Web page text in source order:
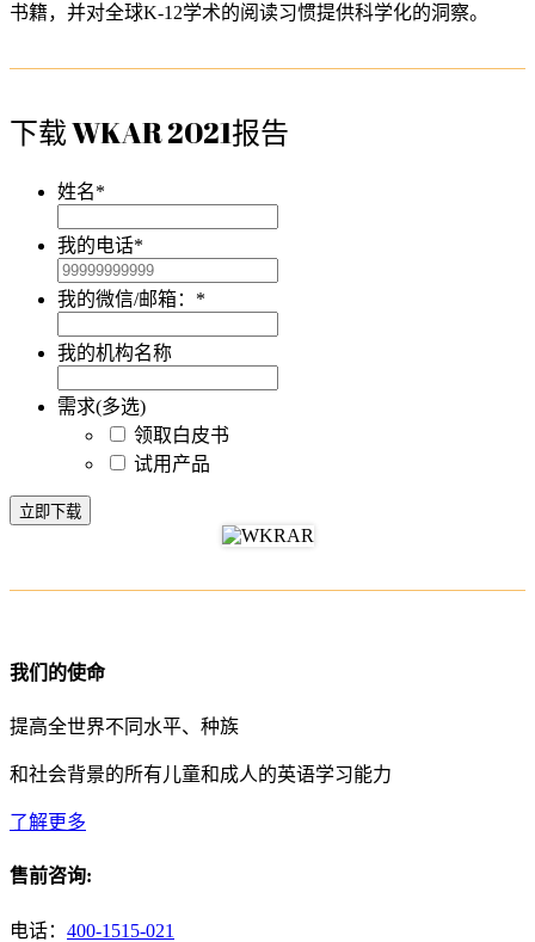
书籍，并对全球K-12学术的阅读习惯提供科学化的洞察。
下载 WKAR 2021报告
姓名*
我的电话*
我的微信/邮箱： *
我的机构名称
需求(多选)
领取白皮书
试用产品
立即下载
我们的使命
提高全世界不同水平、种族
和社会背景的所有儿童和成人的英语学习能力
了解更多
售前咨询:
电话： 400-1515-021